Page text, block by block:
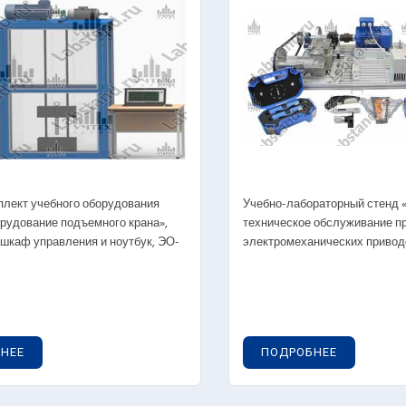
Разрезные изделия (комплектные ТС)
Автомобили в разрезе
01.06.02. Тракторы в разрезе
Шасси автомобилей в разрезе
Шасси тракторов в разрезе
01.06.05. Мототехника в разрезе
внутреннего сгорания
Лабораторные комплексы ДВС
Диагностика ДВС
Действующие ДВС автомобилей и
мастерских по
Наглядные
учебного оборудования
подъемного крана»,
управления и ноутбук, ЭО-
Учебно-лабораторный стенд
техническое обслуживание
электромеханических
ПОДРОБНЕЕ